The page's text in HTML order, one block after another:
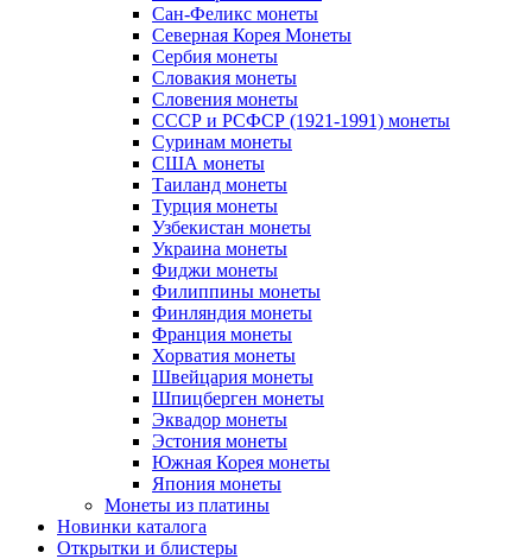
Сан-Феликс монеты
Северная Корея Монеты
Сербия монеты
Словакия монеты
Словения монеты
СССР и РСФСР (1921-1991) монеты
Суринам монеты
США монеты
Таиланд монеты
Турция монеты
Узбекистан монеты
Украина монеты
Фиджи монеты
Филиппины монеты
Финляндия монеты
Франция монеты
Хорватия монеты
Швейцария монеты
Шпицберген монеты
Эквадор монеты
Эстония монеты
Южная Корея монеты
Япония монеты
Монеты из платины
Новинки каталога
Открытки и блистеры